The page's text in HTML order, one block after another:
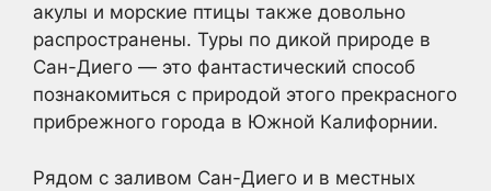
акулы и морские птицы также довольно
распространены. Туры по дикой природе в
Сан-Диего — это фантастический способ
познакомиться с природой этого прекрасного
прибрежного города в Южной Калифорнии.
Рядом с заливом Сан-Диего и в местных